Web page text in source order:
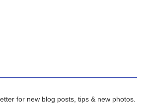
for new blog posts, tips & new photos.